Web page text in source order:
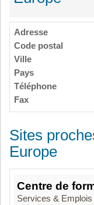
Adresse
Code postal
Ville
Pays
Téléphone
Fax
Sites
Europe
Centre de
Services & Emplois